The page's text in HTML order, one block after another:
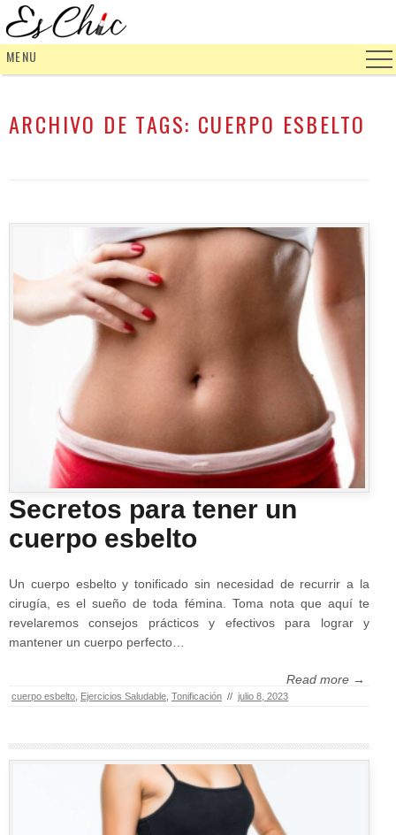
MENU
ARCHIVO DE TAGS: CUERPO ESBELTO
Secretos para tener un
cuerpo esbelto
Un cuerpo esbelto y tonificado sin necesidad de recurrir a la
cirugía, es el sueño de toda fémina. Toma nota que aquí te
revelaremos consejos prácticos y efectivos para lograr y
mantener un cuerpo perfecto…
Read more →
cuerpo esbelto Ejercicios Saludable Tonificación // julio 8, 2023